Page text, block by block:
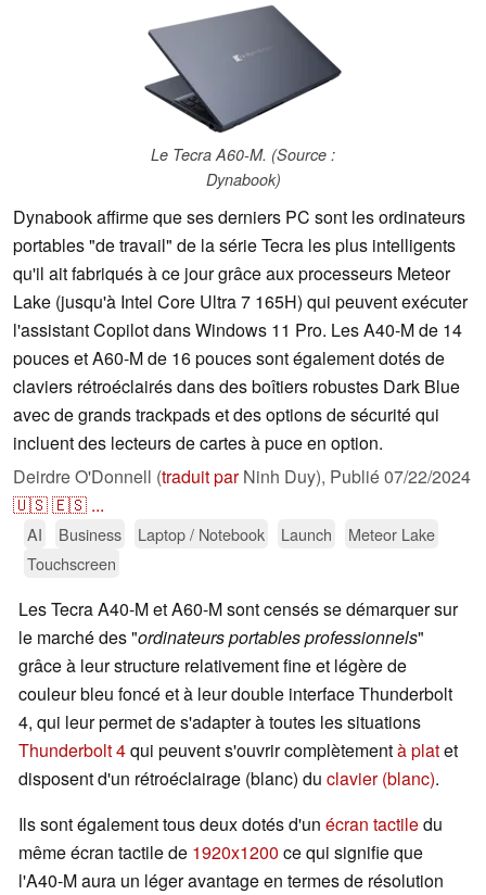
Le Tecra A60-M. (Source :
Dynabook)
Dynabook affirme que ses derniers PC sont les ordinateurs
portables "de travail" de la série Tecra les plus intelligents
qu'il ait fabriqués à ce jour grâce aux processeurs Meteor
Lake (jusqu'à Intel Core Ultra 7 165H) qui peuvent exécuter
l'assistant Copilot dans Windows 11 Pro. Les A40-M de 14
pouces et A60-M de 16 pouces sont également dotés de
claviers rétroéclairés dans des boîtiers robustes Dark Blue
avec de grands trackpads et des options de sécurité qui
incluent des lecteurs de cartes à puce en option.
Deirdre O'Donnell (traduit parNinh Duy), Publié07/22/2024
🇺🇸🇪🇸 ...
AI Business Laptop / Notebook Launch
Meteor Lake
Touchscreen
Les Tecra A40-M et A60-M sont censés se démarquer sur
le marché des "ordinateurs portables professionnels"
grâce à leur structure relativement fine et légère de
couleur bleu foncé et à leur double interface Thunderbolt
4, qui leur permet de s'adapter à toutes les situations
Thunderbolt 4qui peuvent s'ouvrir complètementà platet
disposent d'un rétroéclairage (blanc) du clavier (blanc).
Ils sont également tous deux dotés d'un écran tactiledu
même écran tactile de 1920x1200 ce qui signifie que
l'A40-M aura un léger avantage en termes de résolution